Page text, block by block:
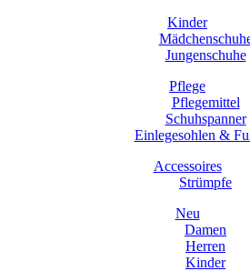
Kinder
Jungenschuhe
Pflege
Pflegemittel
Schuhspanner
Einlegesohlen &
Accessoires
Strümpfe
Neu
Damen
Herren
Kinder